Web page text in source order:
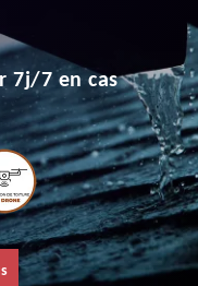
7j/7 en cas